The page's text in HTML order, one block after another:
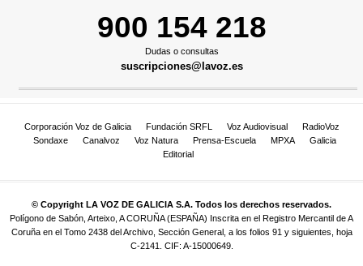
900 154 218
Dudas o consultas
suscripciones@lavoz.es
Corporación Voz de Galicia Fundación SRFL Voz Audiovisual
RadioVoz
Sondaxe
Canalvoz Voz Natura Prensa-Escuela MPXA
Galicia
Editorial
© Copyright LA VOZ DE GALICIA S.A. Todos los derechos reservados.
Polígono de Sabón, Arteixo, A CORUÑA (ESPAÑA) Inscrita en el Registro Mercantil de A
Coruña en el Tomo 2438 del Archivo, Sección General, a los folios 91 y siguientes, hoja
C-2141. CIF: A-15000649.